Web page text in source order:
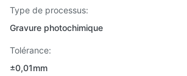
Type de processus:
Gravure photochimique
Tolérance:
±0,01mm